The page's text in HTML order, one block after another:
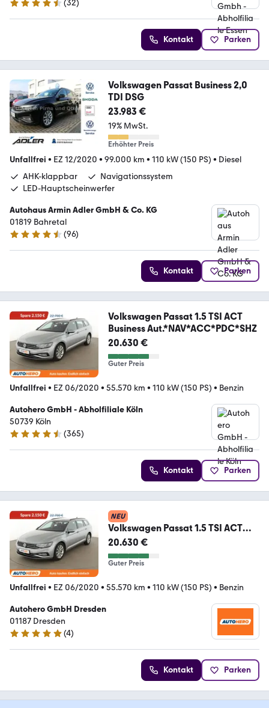
4.7 Sterne
(32)
Kontakt Parken
Volkswagen Passat Business 2,0
TDI DSG
23.983 €
19% MwSt.
Erhöhter Preis
Unfallfrei • EZ 12/2020 • 99.000 km • 110 kW (150 PS) • Diesel
AHK-klappbar
Navigationssystem
LED-Hauptscheinwerfer
Autohaus Armin Adler GmbH & Co. KG
01819 Bahretal
4.7 Sterne
(96)
Kontakt Parken
Volkswagen Passat 1.5 TSI ACT
Business Aut.*NAV*ACC*PDC*SHZ
20.630 €
Guter Preis
Unfallfrei • EZ 06/2020 • 55.570 km • 110 kW (150 PS) • Benzin
Autohero GmbH - Abholfiliale Köln
50739 Köln
4.6 Sterne
(365)
Kontakt Parken
NEU
Volkswagen Passat 1.5 TSI ACT
Business Aut.*NAV*ACC*PDC*SHZ
20.630 €
Guter Preis
Unfallfrei • EZ 06/2020 • 55.570 km • 110 kW (150 PS) • Benzin
Autohero GmbH Dresden
01187 Dresden
5 Sterne
(4)
Kontakt Parken